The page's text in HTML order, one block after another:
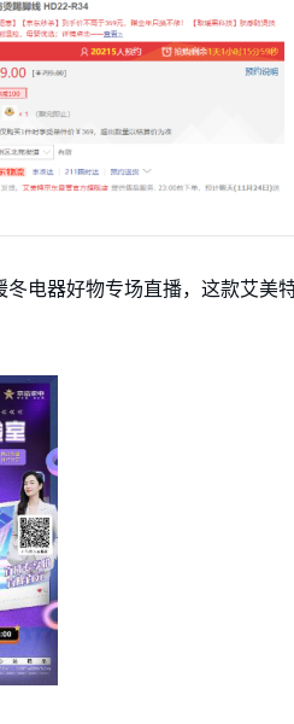
电器好物专场直播，这款艾美